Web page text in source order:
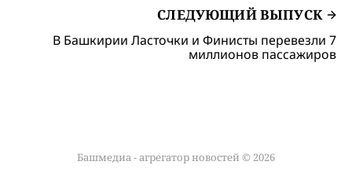
СЛЕДУЮЩИЙ ВЫПУСК
В Башкирии Ласточки и Финисты перевезли 7
миллионов пассажиров
Башмедиа - агрегатор новостей © 2026